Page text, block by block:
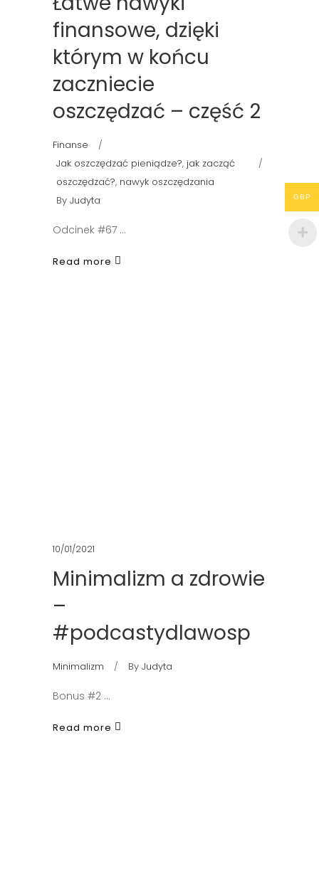
finansowe, dzięki
którym w końcu
zaczniecie
oszczędzać – część 2
Finanse
Jak oszczędzać pieniądze?, jak zacząć
oszczędzać?, nawyk oszczędzania
By Judyta
Odcinek #67
Read more
10/01/2021
Minimalizm a zdrowie
–
#podcastydlawosp
Minimalizm By Judyta
Bonus #2
Read more
GBP